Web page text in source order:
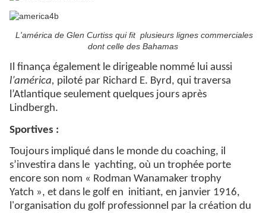
L'américa de Glen Curtiss qui fit plusieurs lignes commerciales
dont celle des Bahamas
Il finança également le dirigeable nommé lui aussi
l’américa, piloté par Richard E. Byrd, qui traversa
l’Atlantique seulement quelques jours après
Lindbergh.
Sportives :
Toujours impliqué dans le monde du coaching, il
s’investira dans le yachting, où un trophée porte
encore son nom « Rodman Wanamaker trophy
Yatch », et dans le golf en initiant, en janvier 1916,
l'organisation du golf professionnel par la création du